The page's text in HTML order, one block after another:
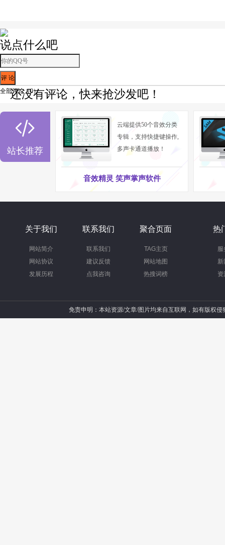
说点什么吧
全部评论（0）
还没有评论，快来抢沙发吧！

站长推荐
云端提供50个音效分类
专辑，支持快捷键操作,
多声卡通道播放！
音效精灵 笑声掌声软件
关于我们
网站简介
网站协议
发展历程
联系我们
联系我们
建议反馈
点我咨询
聚合页面
TAG主页
网站地图
热搜词榜
热
服
新
资
免责申明：本站资源/文章/图片均来自互联网，如有版权